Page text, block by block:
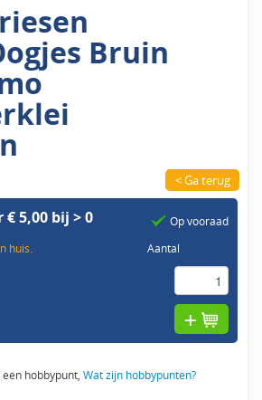
Bruin
< Ga terug
5,00 bij > 0
huis.
Op vooraad
Aantal
een hobbypunt,Wat zijn hobbypunten?